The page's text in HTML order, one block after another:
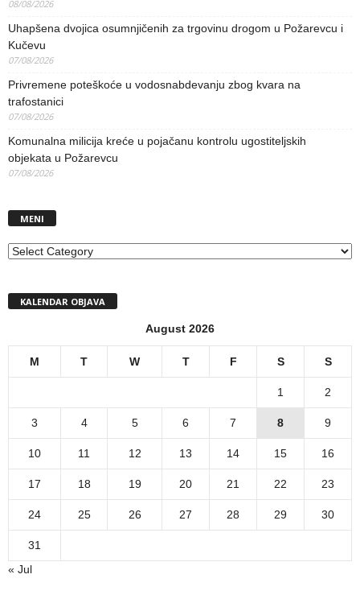
08/08/2026
Uhapšena dvojica osumnjičenih za trgovinu drogom u Požarevcu i
Kučevu
07/08/2026
Privremene poteškoće u vodosnabdevanju zbog kvara na
trafostanici
07/08/2026
Komunalna milicija kreće u pojačanu kontrolu ugostiteljskih
objekata u Požarevcu
07/08/2026
MENI
MENI
KALENDAR OBJAVA
August 2026
M T W T F S S
1 2
3 4 5 6 7 8 9
10 11 12 13 14 15 16
17 18 19 20 21 22 23
24 25 26 27 28 29 30
31
« Jul